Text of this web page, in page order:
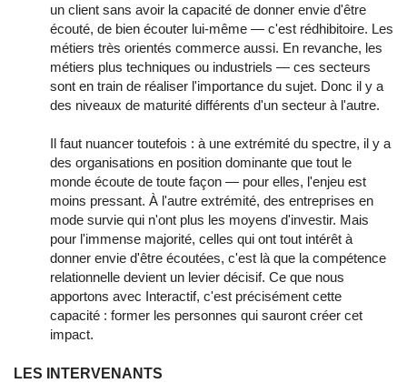
un client sans avoir la capacité de donner envie d'être
écouté, de bien écouter lui-même — c'est rédhibitoire. Les
métiers très orientés commerce aussi. En revanche, les
métiers plus techniques ou industriels — ces secteurs
sont en train de réaliser l'importance du sujet. Donc il y a
des niveaux de maturité différents d'un secteur à l'autre.
Il faut nuancer toutefois : à une extrémité du spectre, il y a
des organisations en position dominante que tout le
monde écoute de toute façon — pour elles, l'enjeu est
moins pressant. À l'autre extrémité, des entreprises en
mode survie qui n'ont plus les moyens d'investir. Mais
pour l'immense majorité, celles qui ont tout intérêt à
donner envie d'être écoutées, c'est là que la compétence
relationnelle devient un levier décisif. Ce que nous
apportons avec Interactif, c'est précisément cette
capacité : former les personnes qui sauront créer cet
impact.
LES INTERVENANTS